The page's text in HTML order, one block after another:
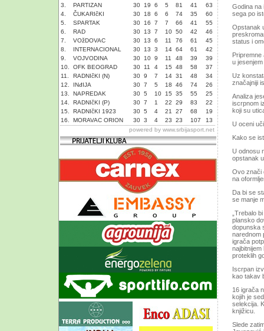
3.
PARTIZAN 30 19 6 5 81 41
63
4.
ČUKARIčKI 30 18 6 6 74 35
60
5.
SPARTAK 30 16 7 7 66 41
55
6.
RAD 30 13 7 10 50 42
46
7.
VOžDOVAC 30 13 6 11 76 61
45
8.
INTERNACIONAL 30 13 3 14 64 61
42
9.
VOJVODINA 30 10 9 11 48 39
39
10.
OFK BEOGRAD 30 11 4 15 48 58
37
11.
RADNIčKI (N) 30 9 7 14 31 48
34
12.
INđIJA 30 7 5 18 46 74
26
13.
NAPREDAK 30 5 10 15 35 55
25
14.
RADNIčKI (P) 30 7 1 22 29 83
22
15.
RADNIčKI 1923 30 5 4 21 27 68
19
16.
MORAVAC ORION 30 3 4 23 23 107
13
powered by www.srbijasport.net
Godina na
sega po
Opstanak
status i
Pripremne
u
Uz
značajniji
Analiza
iscrpnom
koji su
U oceni
Kako se
U odnosu
opstanak
Ovo znači
na
Da bi se
se manje
„Trebalo
plansko
dopunska
narednom
igrača
proteklih
Iscrpan
kao takav
16 igrača
kojih je
selekcija.
knjižicu.
Slede